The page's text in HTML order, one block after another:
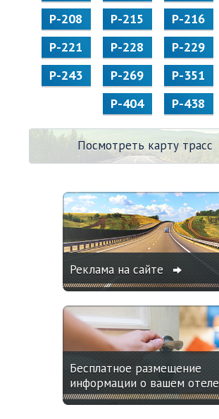
Р-208
Р-215 Р-216
Р-221
Р-228 Р-229
Р-243
Р-269 Р-351
Р-404
Р-438
Посмотреть карту трасс
Реклама на сайте
Бесплатное размещение
информации о вашем отеле